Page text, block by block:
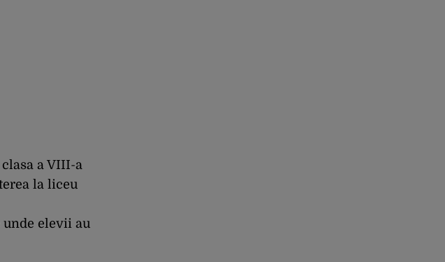
a VIII-a
la liceu
unde elevii au